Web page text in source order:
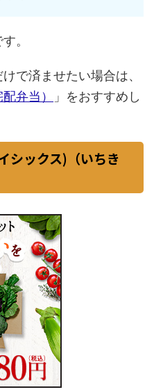
。
で済ませたい場合は、
弁当）
」をおすすめし
シックス)（いちき